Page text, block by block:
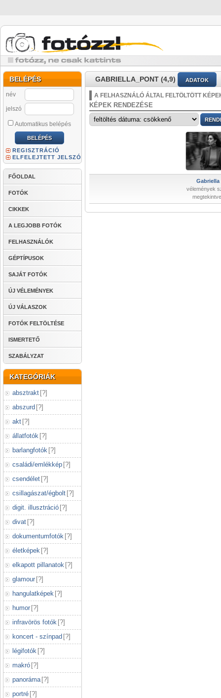
BELÉPÉS
név
jelszó
Automatikus belépés
REGISZTRÁCIÓ
ELFELEJTETT JELSZÓ
FŐOLDAL
FOTÓK
CIKKEK
A LEGJOBB FOTÓK
FELHASZNÁLÓK
GÉPTÍPUSOK
SAJÁT FOTÓK
ÚJ VÉLEMÉNYEK
ÚJ VÁLASZOK
FOTÓK FELTÖLTÉSE
ISMERTETŐ
SZABÁLYZAT
KATEGÓRIÁK
absztrakt [?]
abszurd [?]
akt [?]
állatfotók [?]
barlangfotók [?]
családi/emlékkép [?]
csendélet [?]
csillagászat/égbolt [?]
digit. illusztráció [?]
divat [?]
dokumentumfotók [?]
életképek [?]
elkapott pillanatok [?]
glamour [?]
hangulatképek [?]
humor [?]
infravörös fotók [?]
koncert - színpad [?]
légifotók [?]
makró [?]
panoráma [?]
portré [?]
GABRIELLA_PONT (4,9) ADATOK
A FELHASZNÁLÓ ÁLTAL FELTÖLTÖTT
KÉPEK RENDEZÉSE
Gabriella
vélemények